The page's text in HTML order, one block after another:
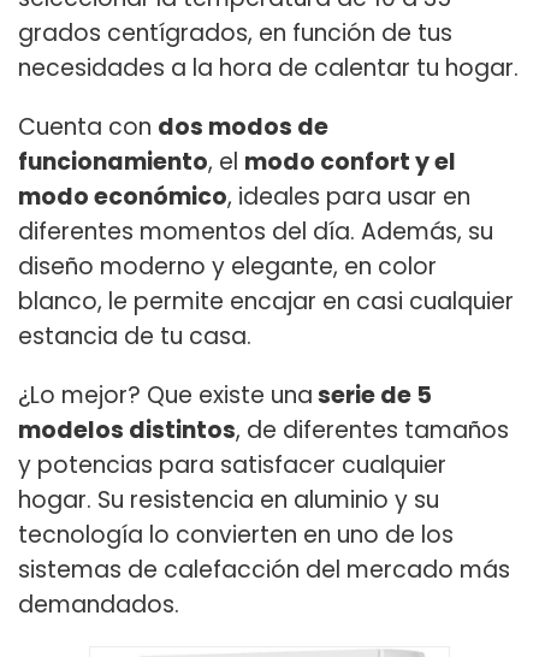
grados centígrados, en función de tus
necesidades a la hora de calentar tu hogar.
Cuenta con dos modos de
funcionamiento, el modo confort y el
modo económico, ideales para usar en
diferentes momentos del día. Además, su
diseño moderno y elegante, en color
blanco, le permite encajar en casi cualquier
estancia de tu casa.
¿Lo mejor? Que existe unaserie de 5
modelos distintos, de diferentes tamaños
y potencias para satisfacer cualquier
hogar. Su resistencia en aluminio y su
tecnología lo convierten en uno de los
sistemas de calefacción del mercado más
demandados.